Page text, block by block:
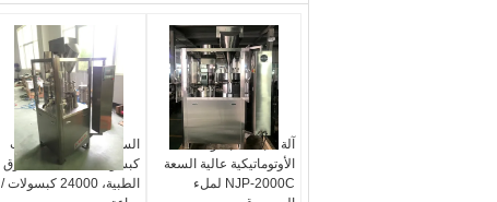
السيارات الكاملة الصلب
كبسولة ملء آلة لمسحوق
الطبية، 24000 كبسولات /
آلة تعبئة الكبسولة
الأوتوماتيكية عالية السعة
NJP-2000C لملء